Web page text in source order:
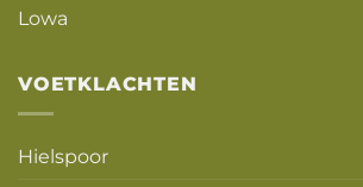
Lowa
VOETKLACHTEN
Hielspoor